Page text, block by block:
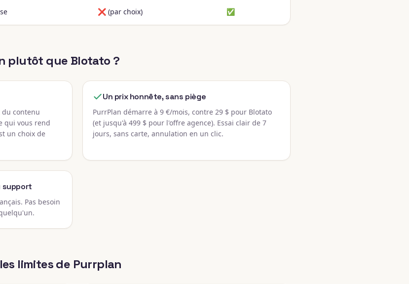
❌ (par choix) ✅
plutôt que Blotato ?
contenu
qui vous rend
un choix de
Un prix honnête, sans piège
PurrPlan démarre à 9 €/mois, contre 29 $ pour Blotato
(et jusqu'à 499 $ pour l'offre agence). Essai clair de 7
jours, sans carte, annulation en un clic.
support
Pas besoin
limites de Purrplan